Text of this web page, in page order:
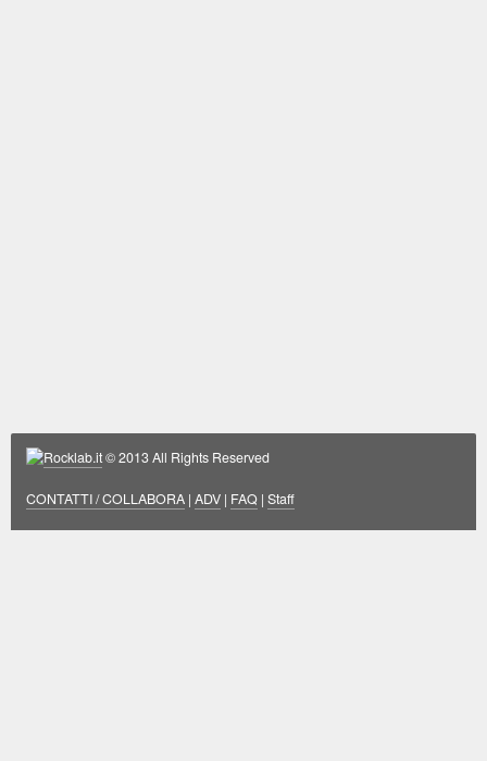
Rocklab.it© 2013 All Rights Reserved
CONTATTI / COLLABORA |ADV | FAQ |Staff